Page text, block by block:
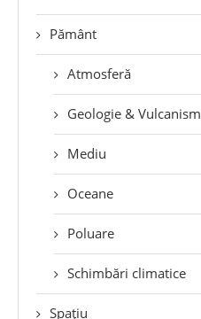
Pământ
Atmosferă
Geologie & Vulcanism
Mediu
Oceane
Poluare
Schimbări climatice
Spațiu